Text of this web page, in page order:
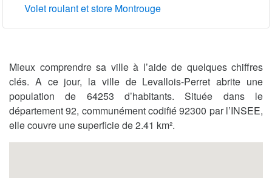
Volet roulant et store Montrouge
Mieux comprendre sa ville à l’aide de quelques chiffres
clés. A ce jour, la ville de Levallois-Perret abrite une
population de 64253 d’habitants. Située dans le
département 92, communément codifié 92300 par l’INSEE,
elle couvre une superficie de 2.41 km².